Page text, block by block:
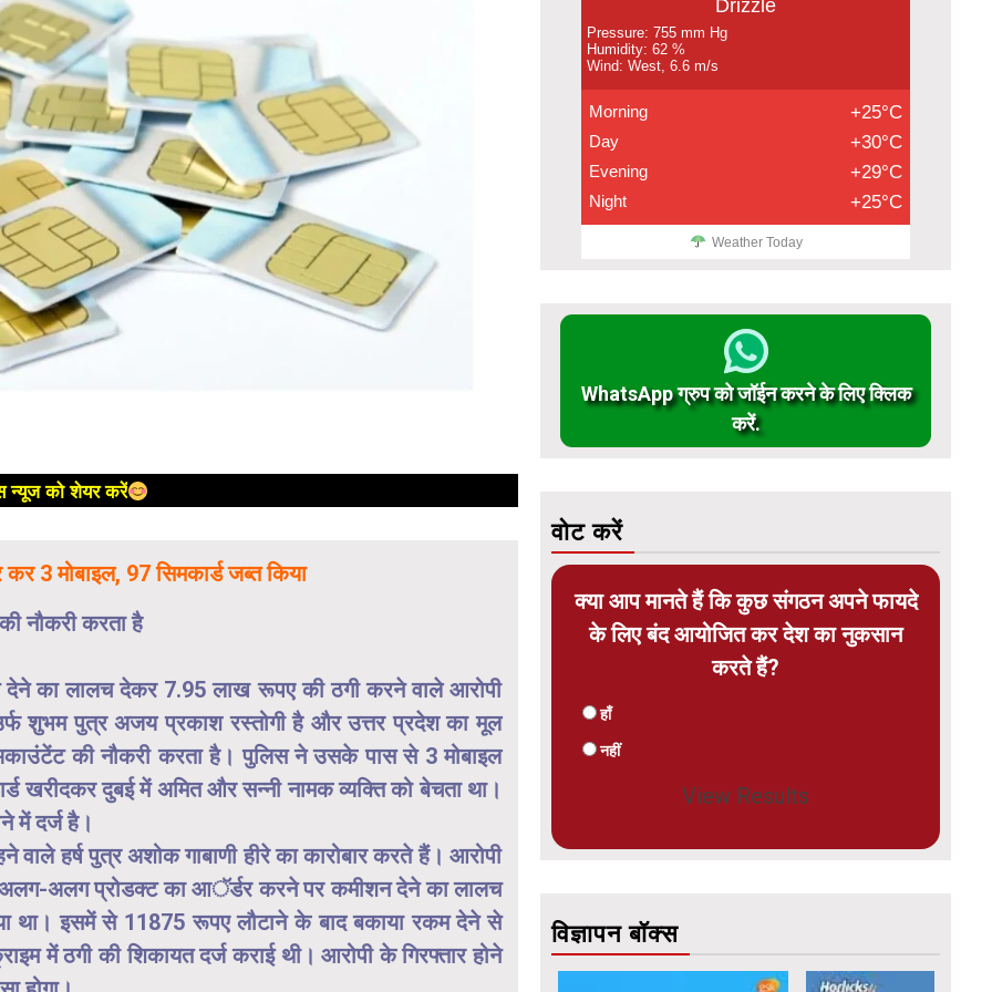
न्यूज को शेयर करें
3 मोबाइल, 97 सिमकार्ड जब्त किया
नौकरी करता है
का लालच देकर 7.95 लाख रूपए की ठगी करने वाले आरोपी
शुभम पुत्र अजय प्रकाश रस्तोगी है और उत्तर प्रदेश का मूल
की नौकरी करता है। पुलिस ने उसके पास से 3 मोबाइल
खरीदकर दुबई में अमित और सन्नी नामक व्यक्ति को बेचता था।
में दर्ज है।
हर्ष पुत्र अशोक गाबाणी हीरे का कारोबार करते हैं। आरोपी
अलग-अलग प्रोडक्ट का आॅर्डर करने पर कमीशन देने का लालच
इसमें से 11875 रूपए लौटाने के बाद बकाया रकम देने से
में ठगी की शिकायत दर्ज कराई थी। आरोपी के गिरफ्तार होने
Drizzle
Pressure: 755 mm Hg
Humidity: 62 %
Wind: West, 6.6 m/s
Morning +25°C
Day +30°C
Evening +29°C
Night +25°C
Weather Today
WhatsApp ग्रुप को जॉईन करने के लिए क्लिक
करें.
वोट करें
क्या आप मानते हैं कि कुछ संगठन अपने फायदे
के लिए बंद आयोजित कर देश का नुकसान
करते हैं?
हाँ
नहीं
View Results
विज्ञापन बॉक्स